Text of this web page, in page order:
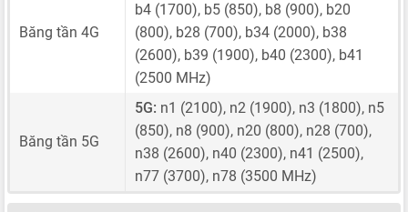
Băng tần 4G
b4 (1700), b5 (850), b8 (900), b20
(800), b28 (700), b34 (2000), b38
(2600), b39 (1900), b40 (2300), b41
(2500 MHz)
Băng tần 5G
5G: n1 (2100), n2 (1900), n3 (1800), n5
(850), n8 (900), n20 (800), n28 (700),
n38 (2600), n40 (2300), n41 (2500),
n77 (3700), n78 (3500 MHz)